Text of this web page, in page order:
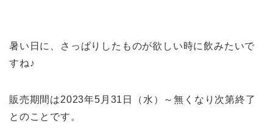
暑い日に、さっぱりしたものが欲しい時に飲みたいで
すね♪
販売期間は2023年5月31日（水）～無くなり次第終了
とのことです。